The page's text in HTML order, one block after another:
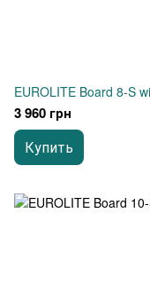
EUROLITE Board 8-S
3 960 грн
Купить